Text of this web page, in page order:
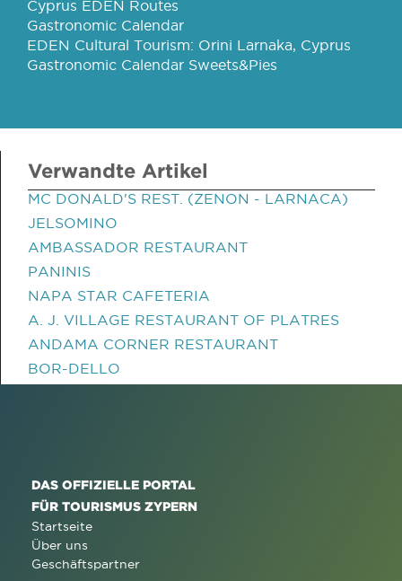
Cyprus EDEN Routes
Gastronomic Calendar
EDEN Cultural Tourism: Orini Larnaka, Cyprus
Gastronomic Calendar Sweets&Pies
Verwandte Artikel
MC DONALD'S REST. (ZENON - LARNACA)
JELSOMINO
AMBASSADOR RESTAURANT
PANINIS
NAPA STAR CAFETERIA
A. J. VILLAGE RESTAURANT OF PLATRES
ANDAMA CORNER RESTAURANT
BOR-DELLO
DAS OFFIZIELLE PORTAL
FÜR TOURISMUS ZYPERN
Startseite
Über uns
Geschäftspartner